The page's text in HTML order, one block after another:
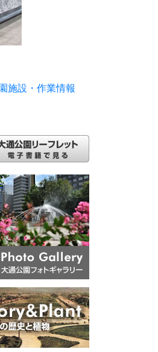
施設・作業情報